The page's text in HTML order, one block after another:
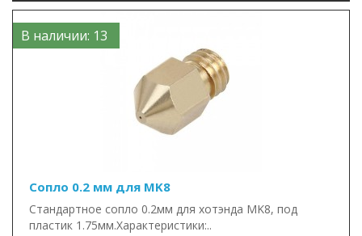
В наличии: 13
Сопло 0.2 мм для MK8
Стандартное сопло 0.2мм для хотэнда MK8, под
пластик 1.75мм.Характеристики:..